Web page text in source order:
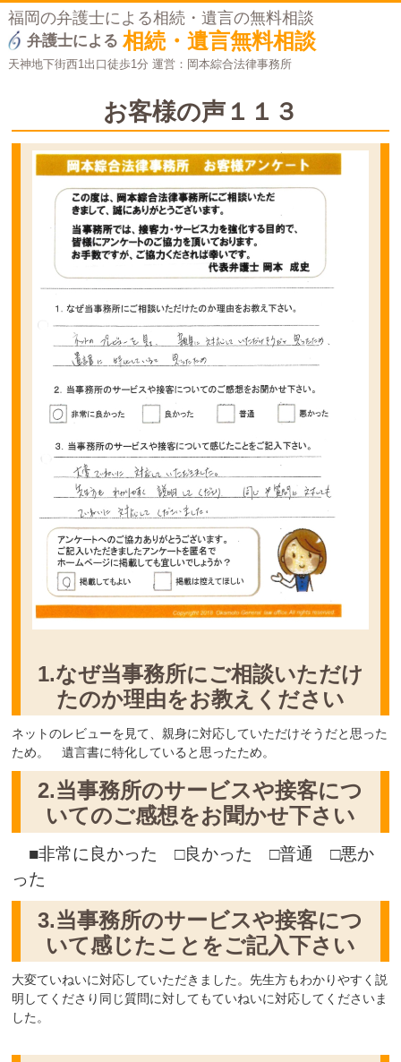
福岡の弁護士による相続・遺言の無料相談
弁護士による 相続・遺言無料相談
天神地下街西1出口徒歩1分 運営：岡本綜合法律事務所
お客様の声１１３
1.なぜ当事務所にご相談いただけ
たのか理由をお教えください
ネットのレビューを見て、親身に対応していただけそうだと思った
ため。 遺言書に特化していると思ったため。
2.当事務所のサービスや接客につ
いてのご感想をお聞かせ下さい
■非常に良かった □良かった □普通 □悪か
った
3.当事務所のサービスや接客につ
いて感じたことをご記入下さい
大変ていねいに対応していただきました。先生方もわかりやすく説
明してくださり同じ質問に対してもていねいに対応してくださいま
した。